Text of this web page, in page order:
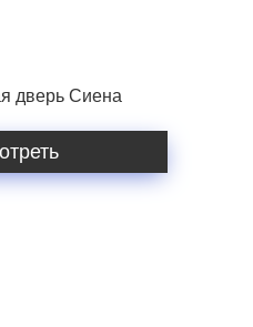
дверь Сиена